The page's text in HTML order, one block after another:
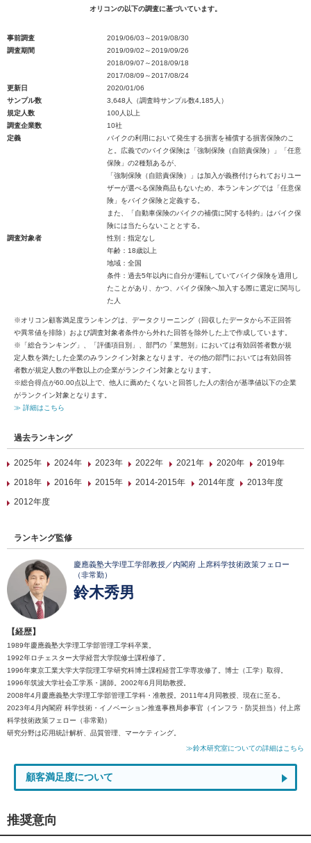
オリコンの以下の調査に基づいています。
事前調査
2019/06/03～2019/08/30
調査期間
2019/09/02～2019/09/26
2018/09/07～2018/09/18
2017/08/09～2017/08/24
更新日
2020/01/06
サンプル数
3,648人（調査時サンプル数4,185人）
規定人数
100人以上
調査企業数
10社
定義
バイクの利用において発生する損害を補償する損害保険のこ
と。広義でのバイク保険は「強制保険（自賠責保険）」「任意
保険」の2種類あるが、
「強制保険（自賠責保険）」は加入が義務付けられておりユー
ザーが選べる保険商品もないため、本ランキングでは「任意保
険」をバイク保険と定義する。
また、「自動車保険のバイクの補償に関する特約」はバイク保
険には当たらないこととする。
調査対象者
性別：指定なし
年齢：18歳以上
地域：全国
条件：過去5年以内に自分が運転していてバイク保険を適用し
たことがあり、かつ、バイク保険へ加入する際に選定に関与し
た人
※オリコン顧客満足度ランキングは、データクリーニング（回収したデータから不正回答
や異常値を排除）および調査対象者条件から外れた回答を除外した上で作成しています。
※「総合ランキング」、「評価項目別」、部門の「業態別」においては有効回答者数が規
定人数を満たした企業のみランクイン対象となります。その他の部門においては有効回答
者数が規定人数の半数以上の企業がランクイン対象となります。
※総合得点が60.00点以上で、他人に薦めたくないと回答した人の割合が基準値以下の企業
がランクイン対象となります。
≫ 詳細はこちら
過去ランキング
2025年 2024年 2023年 2022年 2021年 2020年
2019年
2018年
2016年 2015年 2014-2015年 2014年度
2013年度
2012年度
ランキング監修
慶應義塾大学理工学部教授／内閣府 上席科学技術政策フェロー
（非常勤）
鈴木秀男
【経歴】
1989年慶應義塾大学理工学部管理工学科卒業。
1992年ロチェスター大学経営大学院修士課程修了。
1996年東京工業大学大学院理工学研究科博士課程経営工学専攻修了。博士（工学）取得。
1996年筑波大学社会工学系・講師。2002年6月同助教授。
2008年4月慶應義塾大学理工学部管理工学科・准教授。2011年4月同教授、現在に至る。
2023年4月内閣府 科学技術・イノベーション推進事務局参事官（インフラ・防災担当）付上席
科学技術政策フェロー（非常勤）
研究分野は応用統計解析、品質管理、マーケティング。
≫鈴木研究室についての詳細はこちら
顧客満足度について
推奨意向